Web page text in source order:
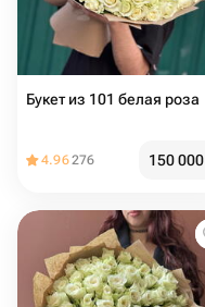
Букет из 101 белая роза
4.96276 150 000